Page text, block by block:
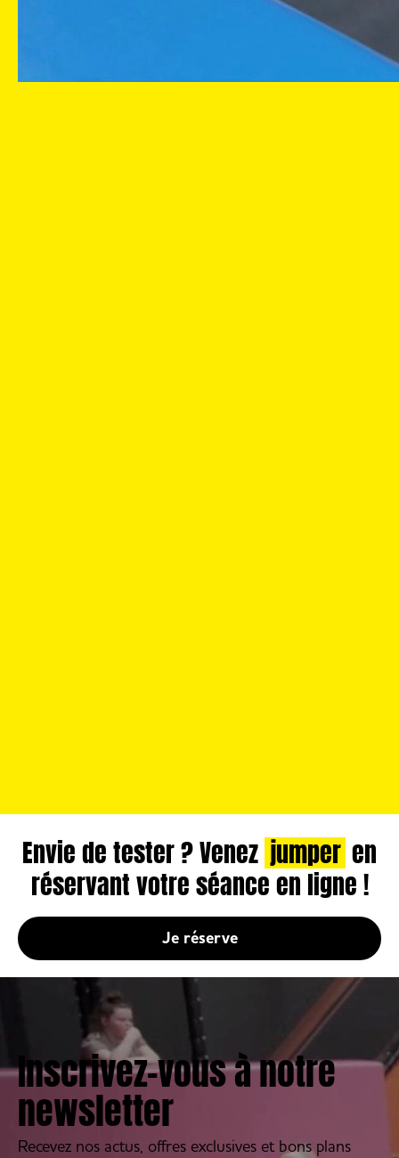
Envie de tester ? Venez jumper en
réservant votre séance en ligne !
Je réserve
Inscrivez-vous à notre
newsletter
Recevez nos actus, offres exclusives et bons plans